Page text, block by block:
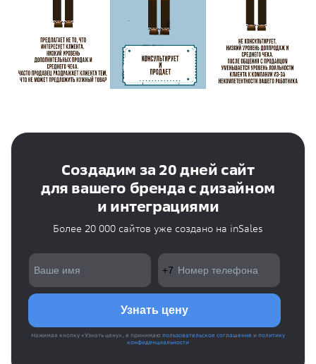
Создадим за 20 дней сайт
для вашего бренда с дизайном
и интеграциями
Более 20 000 сайтов уже создано на inSales
Нажимая кнопку «Узнать цену», я принимаю пользовательское соглашение и политику
конфиденциальности